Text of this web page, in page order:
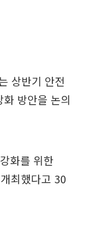
상반기 안전
방안을 논의
화를 위한
최했다고 30